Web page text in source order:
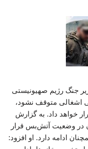
جنگ رژیم صهیونیستی
اشغالی متوقف نشود،
خواهد داد. به گزارش
در وضعیت آتش‌بس قرار
ادامه دارد. او افزود: